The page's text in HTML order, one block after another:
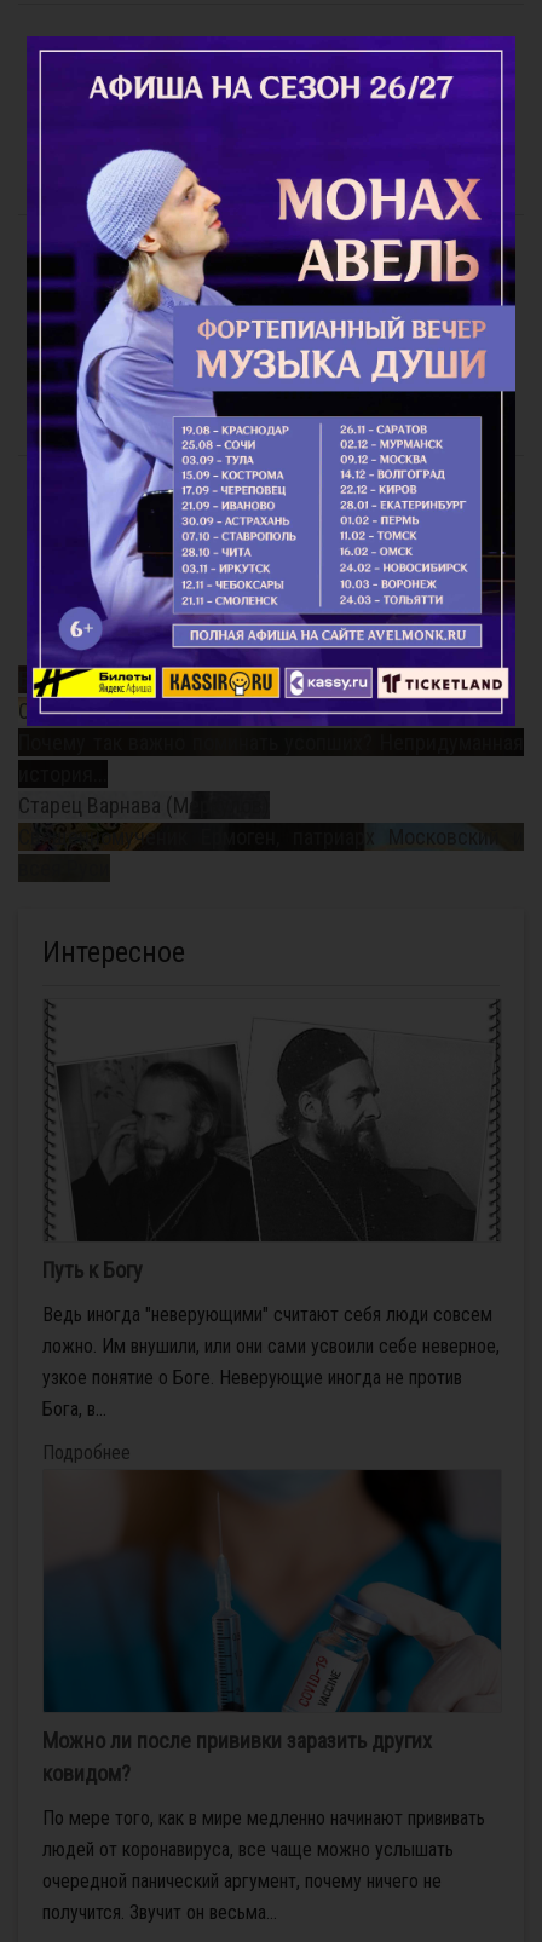
Благодатный Огонь
Смысл поста
Старец Варнава (Меркулов)
Священномученик Ермоген, патриарх Московский и
Интересное
Путь к Богу
Ведь иногда "неверующими" считают себя люди совсем
ложно. Им внушили, или они сами усвоили себе неверное,
узкое понятие о Боге. Неверующие иногда не против
Бога, в...
Подробнее
Можно ли после прививки заразить других
ковидом?
По мере того, как в мире медленно начинают прививать
людей от коронавируса, все чаще можно услышать
очередной панический аргумент, почему ничего не
получится. Звучит он весьма...